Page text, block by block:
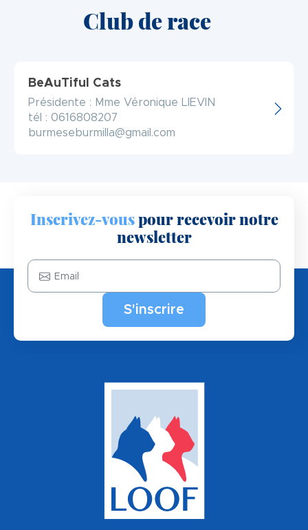
Club de race
BeAuTiful Cats
Présidente : Mme Véronique LIEVIN
tél : 0616808207
burmeseburmilla@gmail.com
Inscrivez-vouspour recevoir notre
newsletter